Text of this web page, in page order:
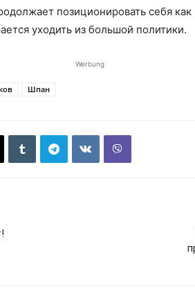
позиционировать себя как
уходить из большой политики.
Werbung
Шпан